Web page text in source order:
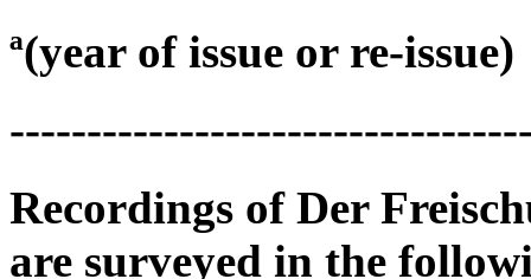
ª(year of issue or re-issue)
Recordings of Der
are surveyed in the